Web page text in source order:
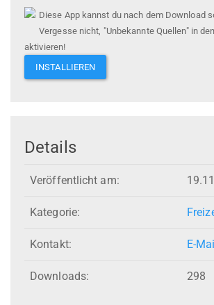
Diese App kannst du nach dem Download
Vergesse nicht, "Unbekannte Quellen" in
aktivieren!
INSTALLIEREN
Details
Veröffentlicht am:
Kategorie:
Kontakt: E-
Downloads: 298